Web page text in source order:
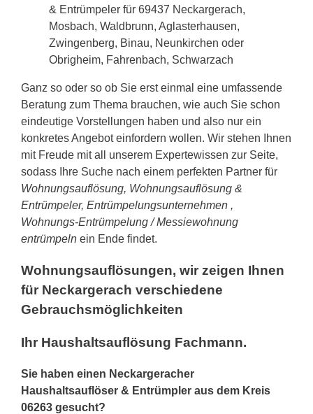
& Entrümpeler für 69437 Neckargerach,
Mosbach, Waldbrunn, Aglasterhausen,
Zwingenberg, Binau, Neunkirchen oder
Obrigheim, Fahrenbach, Schwarzach
Ganz so oder so ob Sie erst einmal eine umfassende
Beratung zum Thema brauchen, wie auch Sie schon
eindeutige Vorstellungen haben und also nur ein
konkretes Angebot einfordern wollen. Wir stehen Ihnen
mit Freude mit all unserem Expertewissen zur Seite,
sodass Ihre Suche nach einem perfekten Partner für
Wohnungsauflösung, Wohnungsauflösung &
Entrümpeler, Entrümpelungsunternehmen ,
Wohnungs-Entrümpelung / Messiewohnung
entrümpeln ein Ende findet.
Wohnungsauflösungen, wir zeigen Ihnen
für Neckargerach verschiedene
Gebrauchsmöglichkeiten
Ihr Haushaltsauflösung Fachmann.
Sie haben einen Neckargeracher
Haushaltsauflöser & Entrümpler aus dem Kreis
06263 gesucht?